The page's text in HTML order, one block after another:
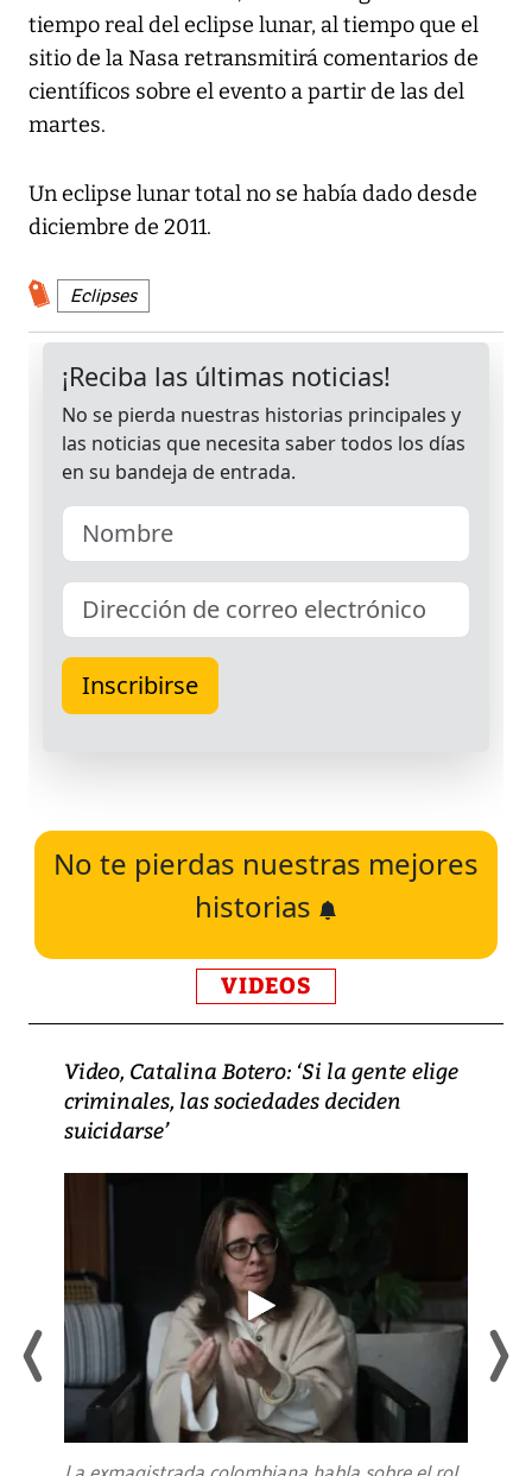
tiempo real del eclipse lunar, al tiempo que el
sitio de la Nasa retransmitirá comentarios de
científicos sobre el evento a partir de las del
martes.
Un eclipse lunar total no se había dado desde
diciembre de 2011.
Eclipses
No te pierdas nuestras mejores
historias
VIDEOS
Video, Catalina Botero: ‘Si la gente elige
criminales, las sociedades deciden
suicidarse’